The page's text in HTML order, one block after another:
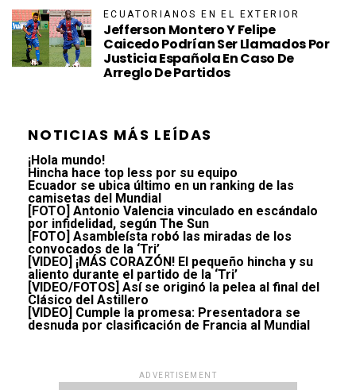
ECUATORIANOS EN EL EXTERIOR
Jefferson Montero Y Felipe
Caicedo Podrían Ser Llamados Por
Justicia Española En Caso De
Arreglo De Partidos
NOTICIAS MÁS LEÍDAS
¡Hola mundo!
Hincha hace top less por su equipo
Ecuador se ubica último en un ranking de las
camisetas del Mundial
[FOTO] Antonio Valencia vinculado en escándalo
por infidelidad, según The Sun
[FOTO] Asambleísta robó las miradas de los
convocados de la ‘Tri’
[VIDEO] ¡MÁS CORAZÓN! El pequeño hincha y su
aliento durante el partido de la ‘Tri’
[VIDEO/FOTOS] Así se originó la pelea al final del
Clásico del Astillero
[VIDEO] Cumple la promesa: Presentadora se
desnuda por clasificación de Francia al Mundial
ADVERTISEMENT